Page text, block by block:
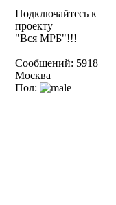
Подключайтесь к
проекту
"Вся МРБ"!!!
Сообщений: 5918
Москва
Пол: